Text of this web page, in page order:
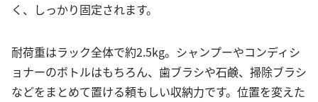
く、しっかり固定されます。
耐荷重はラック全体で約2.5kg。シャンプーやコンディシ
ョナーのボトルはもちろん、歯ブラシや石鹸、掃除ブラシ
などをまとめて置ける頼もしい収納力です。位置を変えた